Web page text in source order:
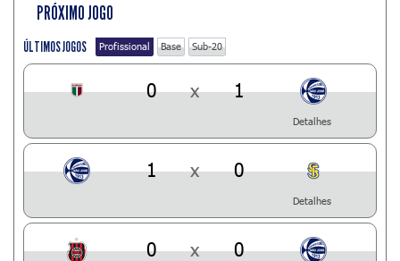
PRÓXIMO JOGO
ÚLTIMOS JOGOS Profissional Base Sub-20
0 x 1
Detalhes
1 x 0
Detalhes
0 x 0